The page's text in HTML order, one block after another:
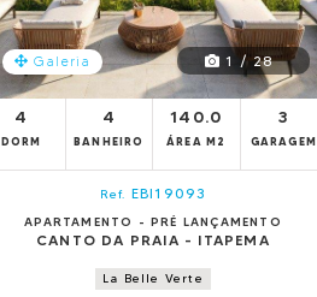
Galeria 1 / 28
4
DORM
4
BANHEIRO
140.0
ÁREA M2
3
GARAGEM
Ref. EBI19093
APARTAMENTO - PRÉ LANÇAMENTO
CANTO DA PRAIA - ITAPEMA
La Belle Verte